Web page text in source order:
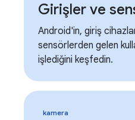
Girişler ve
Android'in, giriş
sensörlerden gelen
işlediğini keşfedin.
kamera